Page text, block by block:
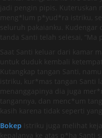
jadi pengin pipis.
meng*lum p*yud*ra istriku,
seluruh pakaianku.
tanda Santi telah selesai, “Ma
Saat Santi keluar dari kamar
untuk duduk kembali
Kutangkap tangan Santi,
istriku, kur*mas tangan Santi
menanggapinya dia juga
tangannya, dan menc*um
kasih karena tidak seperti
Bokep Istriku juga melihat
kepalanya ke atas p*ha Santi